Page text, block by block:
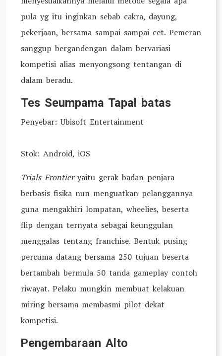
pula yg itu inginkan sebab cakra, dayung,
pekerjaan, bersama sampai-sampai cet. Pemeran
sanggup bergandengan dalam bervariasi
kompetisi alias menyongsong tentangan di
dalam beradu.
Tes Seumpama Tapal batas
Penyebar: Ubisoft Entertainment
Stok: Android, iOS
Trials Frontier yaitu gerak badan penjara
berbasis fisika nun menguatkan pelanggannya
guna mengakhiri lompatan, wheelies, beserta
flip dengan ternyata sebagai keunggulan
menggalas tentang franchise. Bentuk pusing
percuma datang bersama 250 tujuan beserta
bertambah bermula 50 tanda gameplay contoh
riwayat. Pelaku mungkin membuat kelakuan
miring bersama membasmi pilot dekat
kompetisi.
Pengembaraan Alto